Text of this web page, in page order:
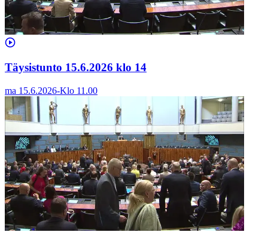
Täysistunto 15.6.2026 klo 14
ma 15.6.2026-Klo 11.00